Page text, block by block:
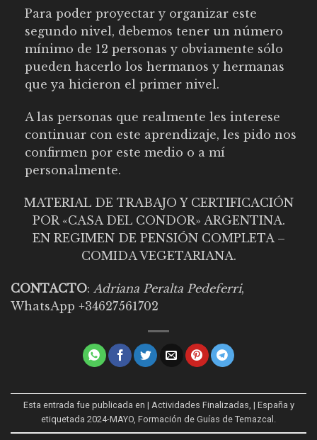
Para poder proyectar y organizar este
segundo nivel, debemos tener un número
mínimo de 12 personas y obviamente sólo
pueden hacerlo los hermanos y hermanas
que ya hicieron el primer nivel.
A las personas que realmente les interese
continuar con este aprendizaje, les pido nos
confirmen por este medio o a mí
personalmente.
MATERIAL DE TRABAJO Y CERTIFICACIÓN
POR «CASA DEL CONDOR» ARGENTINA.
EN REGIMEN DE PENSIÓN COMPLETA –
COMIDA VEGETARIANA.
CONTACTO: Adriana Peralta Pedeferri,
WhatsApp +34627561702
Esta entrada fue publicada en | Actividades Finalizadas, | España y
etiquetada 2024-MAYO, Formación de Guías de Temazcal .